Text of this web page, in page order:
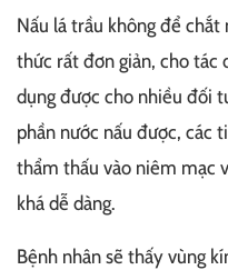
Nấu lá trầu không để chắt
thức rất đơn giản, cho tác
dụng được cho nhiều đối
phần nước nấu được, các
thẩm thấu vào niêm mạc
khá dễ dàng.
Bệnh nhân sẽ thấy vùng